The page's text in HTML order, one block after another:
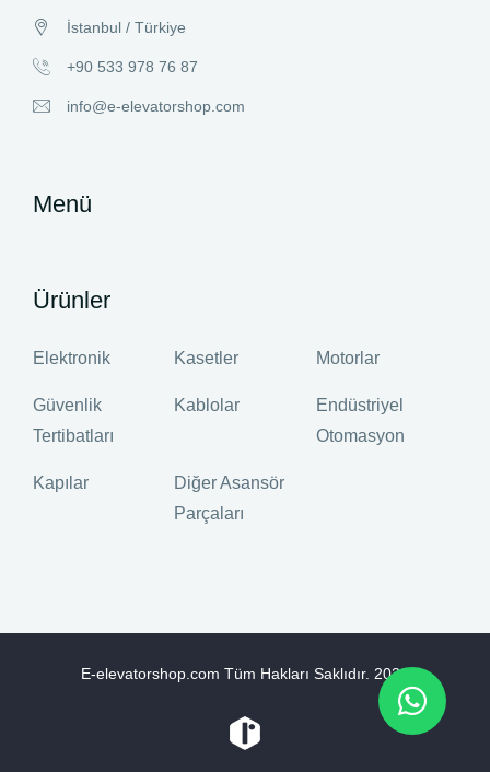
İstanbul / Türkiye
+90 533 978 76 87
info@e-elevatorshop.com
Menü
Ürünler
Elektronik Kasetler Motorlar
Güvenlik
Tertibatları
Kablolar
Endüstriyel
Otomasyon
Kapılar
Diğer Asansör
Parçaları
E-elevatorshop.com Tüm Hakları Saklıdır. 2026